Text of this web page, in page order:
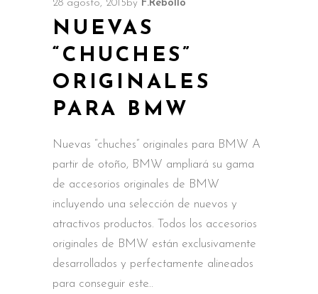
28 agosto, 2015 by F.Rebollo
NUEVAS
“CHUCHES”
ORIGINALES
PARA BMW
Nuevas “chuches” originales para BMW A
partir de otoño, BMW ampliará su gama
de accesorios originales de BMW
incluyendo una selección de nuevos y
atractivos productos. Todos los accesorios
originales de BMW están exclusivamente
desarrollados y perfectamente alineados
para conseguir este